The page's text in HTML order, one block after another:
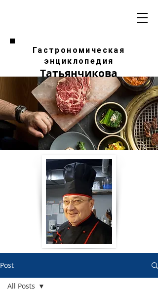
Гастрономическая
энциклопедия
Татьянчикова
Post
All Posts